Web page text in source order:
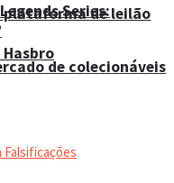
plataforma de leilão
de colecionáveis
Series: